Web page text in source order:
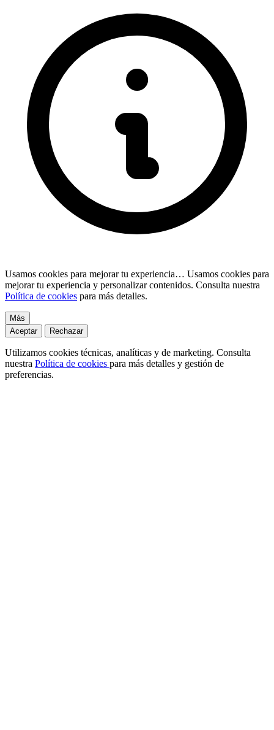
Usamos cookies para mejorar tu experiencia… Usamos cookies para
mejorar tu experiencia y personalizar contenidos. Consulta nuestra
Política de cookies para más detalles.
Más
Aceptar
Rechazar
Utilizamos cookies técnicas, analíticas y de marketing. Consulta
nuestra Política de cookies para más detalles y gestión de
preferencias.